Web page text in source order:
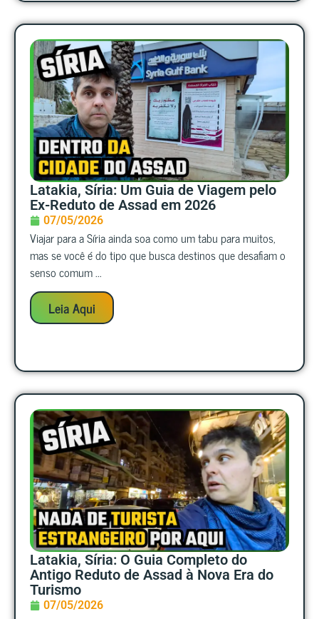
Latakia, Síria: Um Guia de Viagem pelo
Ex-Reduto de Assad em 2026
07/05/2026
Viajar para a Síria ainda soa como um tabu para muitos,
mas se você é do tipo que busca destinos que desafiam o
senso comum ...
Leia Aqui
Latakia, Síria: O Guia Completo do
Antigo Reduto de Assad à Nova Era do
Turismo
07/05/2026